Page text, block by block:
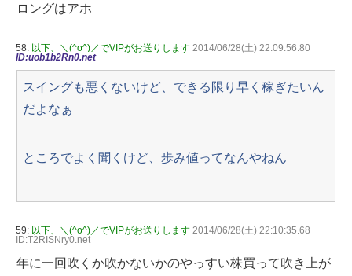
ロングはアホ
58: 以下、＼(^o^)／でVIPがお送りします 2014/06/28(土) 22:09:56.80
ID:uob1b2Rn0.net
スイングも悪くないけど、できる限り早く稼ぎたいん
だよなぁ
ところでよく聞くけど、歩み値ってなんやねん
59: 以下、＼(^o^)／でVIPがお送りします 2014/06/28(土) 22:10:35.68
ID:T2RISNry0.net
年に一回吹くか吹かないかのやっすい株買って吹き上が